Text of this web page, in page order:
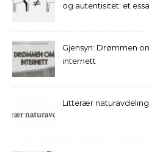
og autentisitet: et
Gjensyn: Drømmen
internett
Litterær naturavdeling